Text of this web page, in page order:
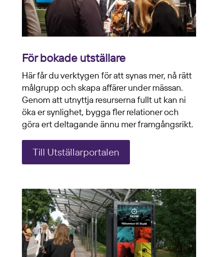
För bokade utställare
Här får du verktygen för att synas mer, nå rätt
målgrupp och skapa affärer under mässan.
Genom att utnyttja resurserna fullt ut kan ni
öka er synlighet, bygga fler relationer och
göra ert deltagande ännu mer framgångsrikt.
Till Utställarportalen